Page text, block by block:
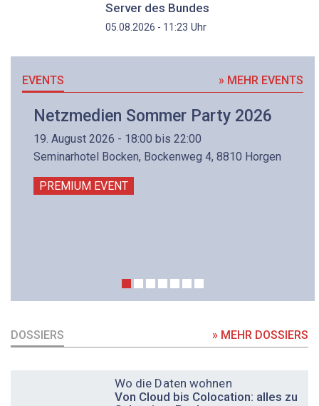
Server des Bundes
05.08.2026 - 11:23 Uhr
EVENTS » MEHR EVENTS
Netzmedien Sommer Party 2026
19. August 2026 - 18:00 bis 22:00
Seminarhotel Bocken, Bockenweg 4, 8810 Horgen
PREMIUM EVENT
DOSSIERS » MEHR DOSSIERS
Wo die Daten wohnen
Von Cloud bis Colocation: alles zu